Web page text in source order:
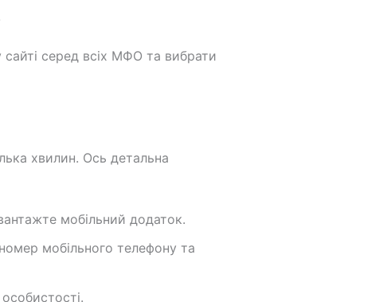
серед всіх МФО та вибрати
хвилин. Ось детальна
мобільний додаток.
мобільного телефону та